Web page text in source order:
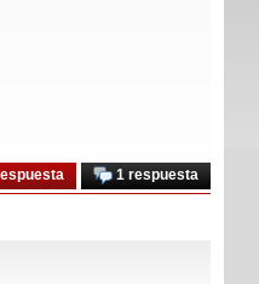
1 respuesta